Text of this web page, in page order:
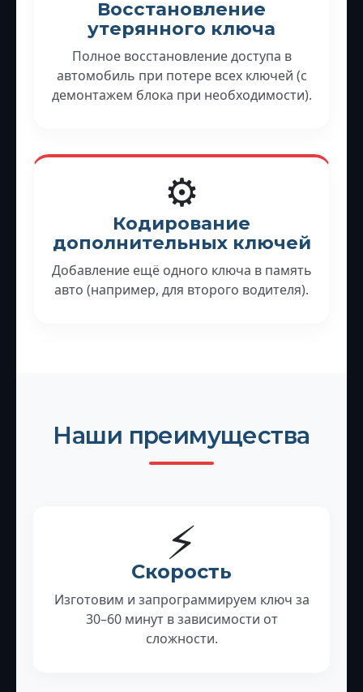
Восстановление
утерянного ключа
Полное восстановление доступа в
автомобиль при потере всех ключей (с
демонтажем блока при необходимости).
⚙️
Кодирование
дополнительных ключей
Добавление ещё одного ключа в память
авто (например, для второго водителя).
Наши преимущества
⚡
Скорость
Изготовим и запрограммируем ключ за
30–60 минут в зависимости от
сложности.